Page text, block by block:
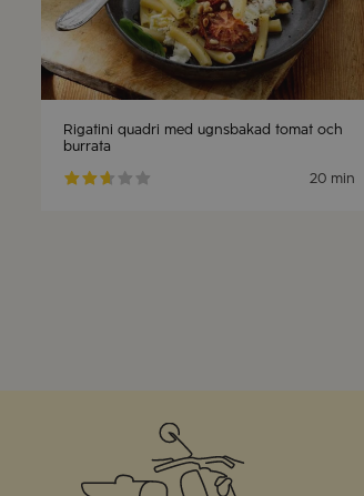
Rigatini quadri med ugnsbakad tomat och
burrata
20 min